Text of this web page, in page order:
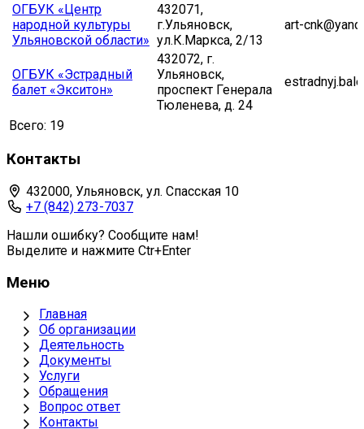
ОГБУК «Центр
народной культуры
Ульяновской области»
432071,
г.Ульяновск,
ул.К.Маркса, 2/13
art-
ОГБУК «Эстрадный
балет «Экситон»
432072, г.
Ульяновск,
проспект Генерала
Тюленева, д. 24
Всего: 19
Контакты
432000, Ульяновск, ул. Спасская 10
+7 (842) 273-7037
Нашли ошибку? Сообщите нам!
Выделите и нажмите Ctr+Enter
Меню
Главная
Об организации
Деятельность
Документы
Услуги
Обращения
Вопрос ответ
Контакты